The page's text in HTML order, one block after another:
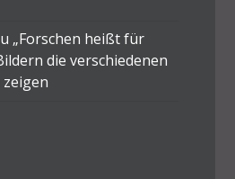
„Forschen heißt für
die verschiedenen